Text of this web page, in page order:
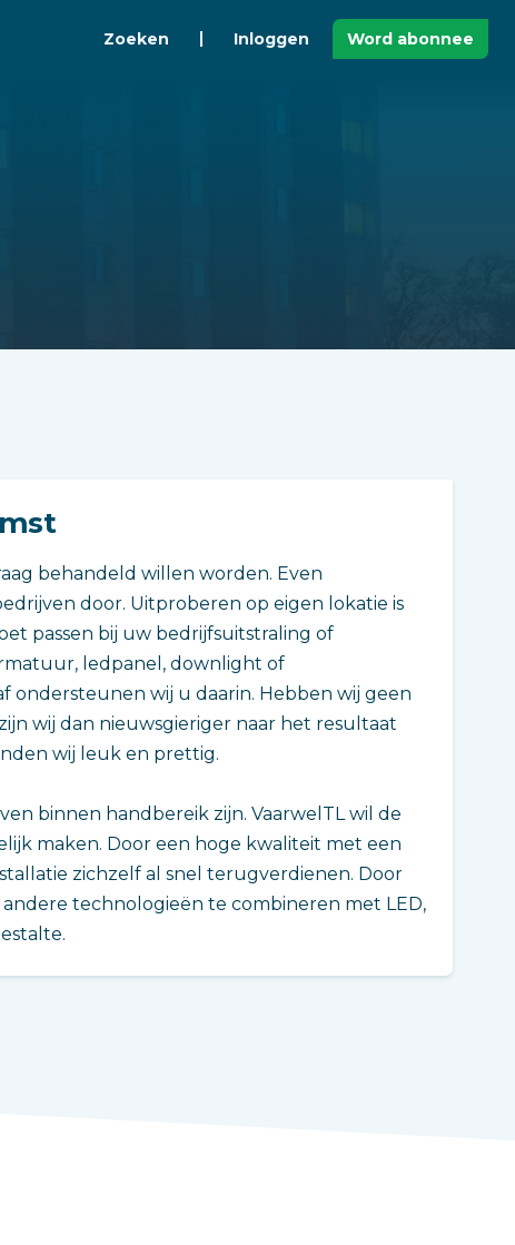
Zoeken Inloggen Word abonnee
behandeld willen worden. Even
door. Uitproberen op eigen lokatie is
passen bij uw bedrijfsuitstraling of
ledpanel, downlight of
ondersteunen wij u daarin. Hebben wij geen
wij dan nieuwsgieriger naar het resultaat
wij leuk en prettig.
binnen handbereik zijn. VaarwelTL wil de
maken. Door een hoge kwaliteit met een
zichzelf al snel terugverdienen. Door
technologieën te combineren met LED,